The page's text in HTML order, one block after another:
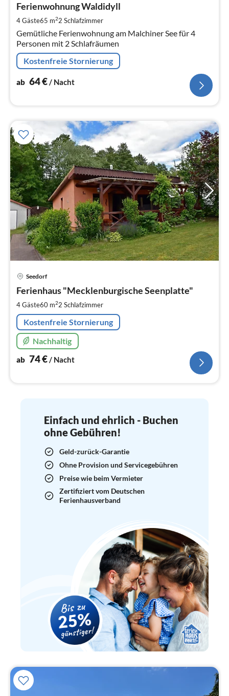
Ferienwohnung Waldidyll
4 Gäste65 m22 Schlafzimmer
Gemütliche Ferienwohnung am Malchiner See für 4
Personen mit 2 Schlafräumen
Kostenfreie Stornierung
ab 64€/ Nacht
Seedorf
Ferienhaus "Mecklenburgische Seenplatte"
4 Gäste60 m22 Schlafzimmer
Kostenfreie Stornierung
Nachhaltig
ab 74€/ Nacht
Einfach und ehrlich - Buchen
ohne Gebühren!
Geld-zurück-Garantie
Ohne Provision und Servicegebühren
Preise wie beim Vermieter
Zertifiziert vom Deutschen
Ferienhausverband